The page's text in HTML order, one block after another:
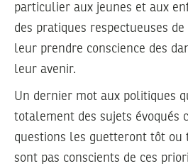
particulier aux jeunes et aux
des pratiques respectueuses
leur prendre conscience des
leur avenir.
Un dernier mot aux politiques
totalement des sujets évoqués
questions les guetteront tôt ou
sont pas conscients de ces